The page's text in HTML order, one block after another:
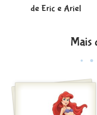
de Eric e Ariel
Mais